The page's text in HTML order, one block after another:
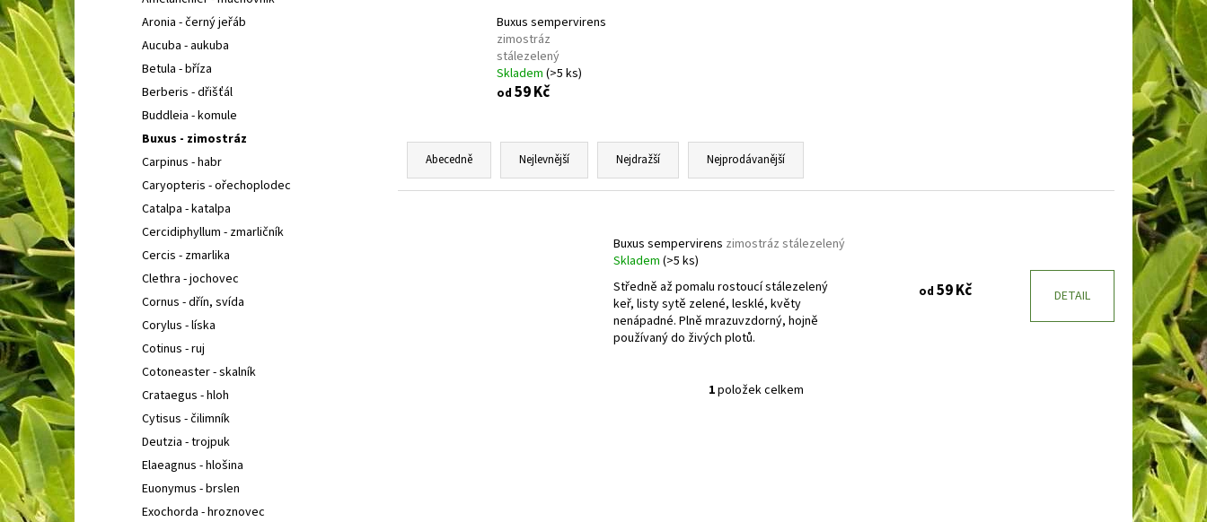
l
Aronia - černý jeřáb
Aucuba - aukuba
Betula - bříza
Berberis - dřišťál
Buddleia - komule
Buxus - zimostráz
Carpinus - habr
Caryopteris - ořechoplodec
Catalpa - katalpa
Cercidiphyllum - zmarličník
Cercis - zmarlika
Clethra - jochovec
Cornus - dřín, svída
Corylus - líska
Cotinus - ruj
Cotoneaster - skalník
Crataegus - hloh
Cytisus - čilimník
Deutzia - trojpuk
Elaeagnus - hlošina
Euonymus - brslen
Exochorda - hroznovec
Buxus sempervirens
zimostráz
stálezelený
Skladem (>5 ks)
od 59 Kč
Ř
z
Abecedně Nejlevnější Nejdražší Nejprodávanější
Buxus sempervirens zimostráz stálezelený
Skladem (>5 ks)
Středně až pomalu rostoucí stálezelený
keř, listy sytě zelené, lesklé, květy
nenápadné. Plně mrazuvzdorný, hojně
používaný do živých plotů.
od 59 Kč DETAIL
O
1položek celkem
CARPETHSKALNÍK ZAKRSLÝ